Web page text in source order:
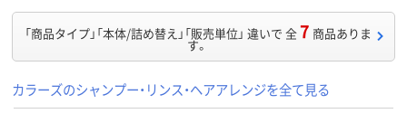
「商品タイプ」「本体/詰め替え」「販売単位」 違いで 全7 商品ありま
す。
カラーズのシャンプー・リンス・ヘアアレンジを全て見る